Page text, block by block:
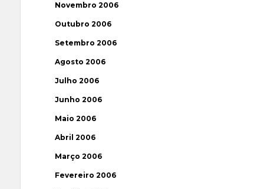
Novembro 2006
Outubro 2006
Setembro 2006
Agosto 2006
Julho 2006
Junho 2006
Maio 2006
Abril 2006
Março 2006
Fevereiro 2006